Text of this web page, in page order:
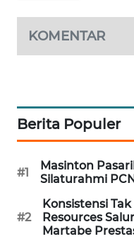
KOMENTAR
Berita Populer
#1
Masinton
Silaturahmi
#2
Konsistensi
Resources
Martabe
METRO
MEDAN
METRO
JAKARTA
NEWS
KRT
KARING